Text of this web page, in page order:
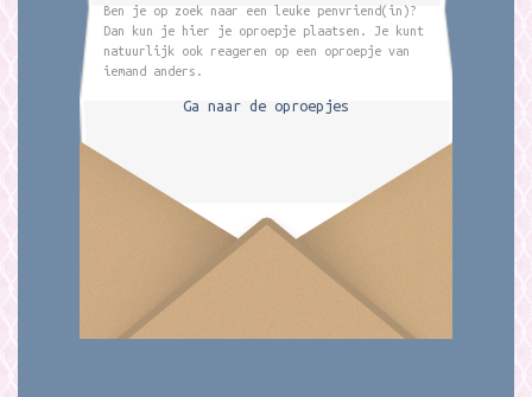
Ben je op zoek naar een leuke penvriend(in)?
Dan kun je hier je oproepje plaatsen. Je kunt
natuurlijk ook reageren op een oproepje van
iemand anders.
Ga naar de oproepjes